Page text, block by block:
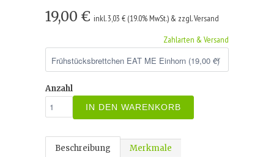
19,00 € inkl. 3,03 € (19.0% MwSt.) & zzgl. Versand
Zahlarten & Versand
Anzahl
IN DEN WARENKORB
Beschreibung
Merkmale